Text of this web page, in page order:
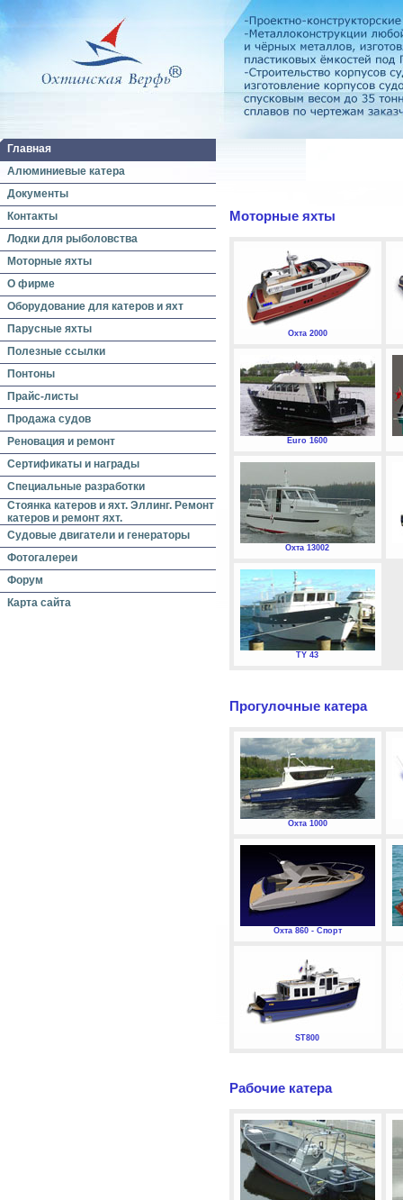
Главная
Алюминиевые катера
Документы
Контакты
Лодки для рыболовства
Моторные яхты
О фирме
Оборудование для катеров и яхт
Парусные яхты
Полезные ссылки
Понтоны
Прайс-листы
Продажа судов
Реновация и ремонт
Сертификаты и награды
Специальные разработки
Стоянка катеров и яхт. Эллинг. Ремонт
катеров и ремонт яхт.
Судовые двигатели и генераторы
Фотогалереи
Форум
Карта сайта
Моторные яхты
Охта 2000
Euro 1600
Охта 13002
TY 43
Прогулочные катера
Охта 1000
Охта 860 - Спорт
ST800
Рабочие катера